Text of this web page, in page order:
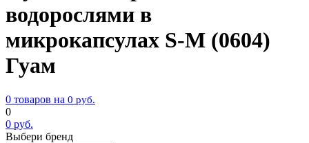
водорослями в
микрокапсулах S-M (0604)
Гуам
0 товаров на 0 руб.
0
0 руб.
Выбери бренд